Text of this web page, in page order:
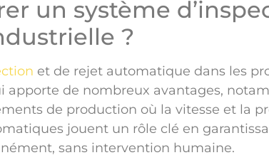
un système
?
et de rejet automatique dans les
apporte de nombreux avantages,
de production où la vitesse et la
jouent un rôle clé en
sans intervention humaine.